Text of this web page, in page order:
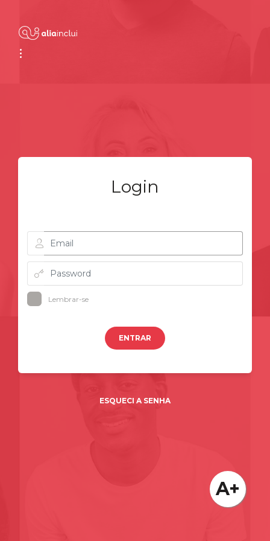
A+
Login
Lembrar-se
ENTRAR
ESQUECI A SENHA